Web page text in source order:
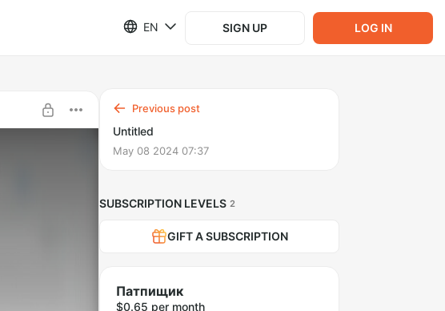
EN SIGN UP LOG IN
Previous post
Untitled
May 08 2024 07:37
SUBSCRIPTION LEVELS 2
GIFT A SUBSCRIPTION
Патпищик
$0.65 per month